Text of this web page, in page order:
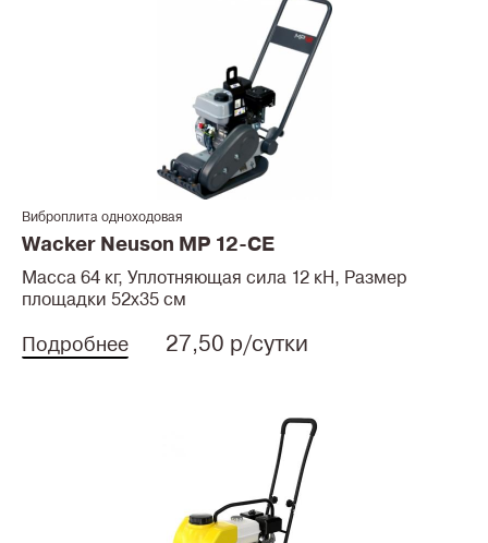
Виброплита одноходовая
Wacker Neuson MP 12-CE
Масса 64 кг, Уплотняющая сила 12 кН, Размер
площадки 52x35 см
Подробнее 27,50 р/сутки